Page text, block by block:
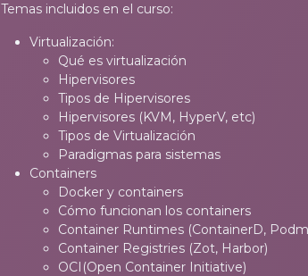
Temas incluidos en el curso:
Virtualización:
Qué es virtualización
Hipervisores
Tipos de Hipervisores
Hipervisores (KVM, HyperV, etc)
Tipos de Virtualización
Paradigmas para sistemas
Containers
Docker y containers
Cómo funcionan los containers
Container Runtimes (ContainerD,
Container Registries (Zot, Harbor)
OCI(Open Container Initiative)